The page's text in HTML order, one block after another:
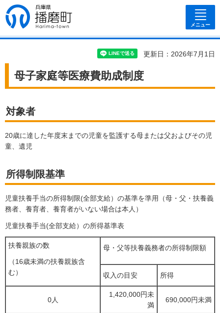
兵庫県 播磨
町
メニュー
更新日：2026年7月1日
母子家庭等医療費助成制度
対象者
20歳に達した年度末までの児童を監護する母または父およびその児
童、遺児
所得制限基準
児童扶養手当の所得制限(全部支給）の基準を準用（母・父・扶養義
務者、養育者、養育者がいない場合は本人）
児童扶養手当(全部支給）の所得基準表
扶養親族の数
（16歳未満の扶養親族含
む）
母・父等扶養義務者の所得制限額
収入の目安 所得
0人
1,420,000円未
満
690,000円未満